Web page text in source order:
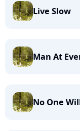
Live Slow
Man At
No One